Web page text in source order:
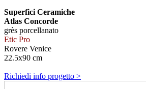
Superfici Ceramiche
Atlas Concorde
grès porcellanato
Etic Pro
Rovere Venice
22.5x90 cm
Richiedi info progetto >